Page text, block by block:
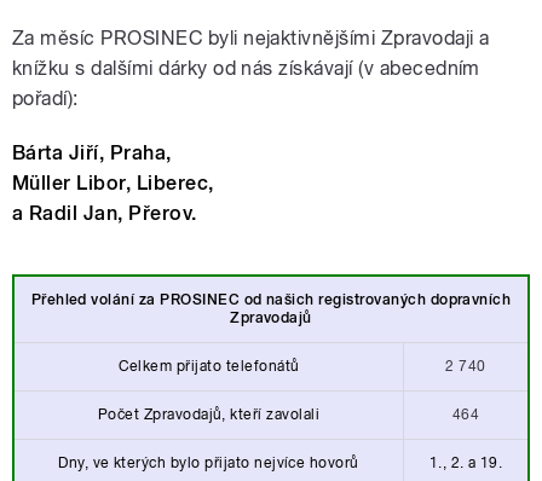
Za měsíc PROSINEC byli nejaktivnějšími Zpravodaji a
knížku s dalšími dárky od nás získávají (v abecedním
pořadí):
Bárta Jiří, Praha,
Müller Libor, Liberec,
a Radil Jan, Přerov.
Přehled volání za PROSINEC od našichregistrovaných dopravních
Zpravodajů
Celkem přijato telefonátů 2 740
Počet Zpravodajů, kteří zavolali 464
Dny, ve kterých bylo přijato nejvíce hovorů 1., 2. a 19.